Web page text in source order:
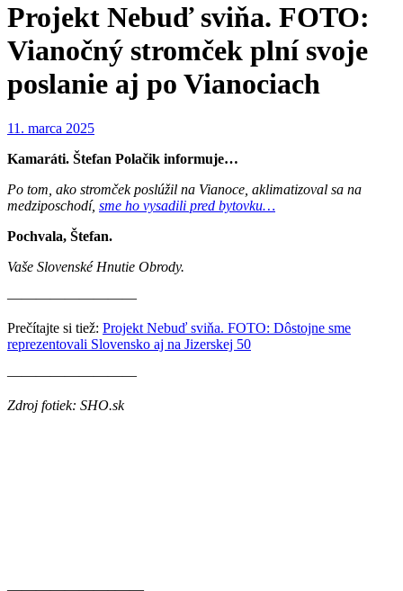
Projekt Nebuď sviňa. FOTO:
Vianočný stromček plní svoje
poslanie aj po Vianociach
11. marca 2025
Kamaráti. Štefan Polačik informuje…
Po tom, ako stromček poslúžil na Vianoce, aklimatizoval sa na
medziposchodí, sme ho vysadili pred bytovku…
Pochvala, Štefan.
Vaše Slovenské Hnutie Obrody.
—————————
Prečítajte si tiež: Projekt Nebuď sviňa. FOTO: Dôstojne sme
reprezentovali Slovensko aj na Jizerskej 50
—————————
Zdroj fotiek: SHO.sk